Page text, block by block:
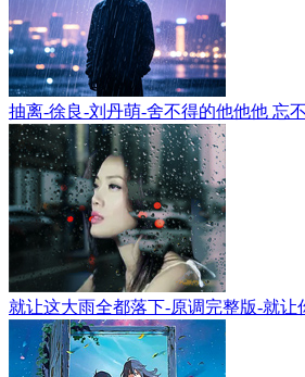
抽离-徐良-刘丹萌-舍不得的他他他 忘
就让这大雨全都落下-原调完整版-就让